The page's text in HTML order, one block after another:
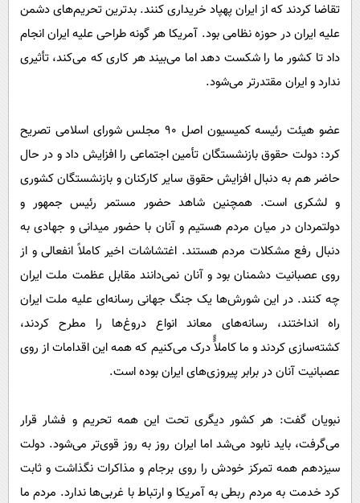
تقاضا کردند که از ایران پهپاد خریداری کنند. بدترین تحریم‌های دشمن
علیه ایران در حوزه نظامی بود. آمریکا هر گونه طراحی علیه ایران انجام
داد تا کشور ما را شکست دهد اما می‌بیند هر کاری که می‌کند، تأثیری
ندارد و ایران مقتدرتر می‌شود.
عضو هیئت رئیسه کمیسیون اصل ۹۰ مجلس شورای اسلامی تصریح
کرد: دولت حقوق بازنشستگان تأمین اجتماعی را افزایش داد و در حال
حاضر هم به دنبال افزایش حقوق سایر کارکنان و بازنشستگان کشوری
و لشکری است. همچنین شاهد حضور مستمر رئیس جمهور و
دولتمردان در میان مردم هستیم و آنان با حضور میدانی و جهادی به
دنبال رفع مشکلات مردم هستند. اغتشاشات اخیر کاملاً انفعالی و از
روی عصبانیت دشمنان بود و آنان نمی‌دانند مقابل عظمت ملت ایران
چه کنند. در این شورش‌ها یک جنگ جهانی رسانه‌ای علیه ملت ایران
راه انداختند، رسانه‌های معاند انواع دروغ‌ها را مطرح کردند،
کشته‌سازی کردند و ما کاملاًًً درک می‌کنیم که همه این اقدامات از روی
عصبانیت آنان در برابر پیروزی‌های ایران بوده است.
نبویان گفت: هر کشور دیگری تحت این همه تحریم و فشار قرار
می‌گرفت، باید نابود می‌شد اما ایران روز به روز قوی‌تر می‌شود. دولت
سیزدهم همه تمرکز خودش را روی برجام و مذاکرات نگذاشت و ثابت
کرد خدمت به مردم ربطی به آمریکا و ارتباط با غربی‌ها ندارد. مردم ما